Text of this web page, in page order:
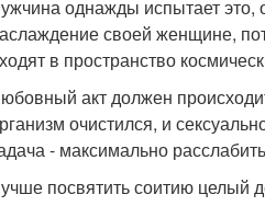
однажды испытает это,
своей женщине,
в пространство
акт должен
очистился, и
- максимально
посвятить соитию целый